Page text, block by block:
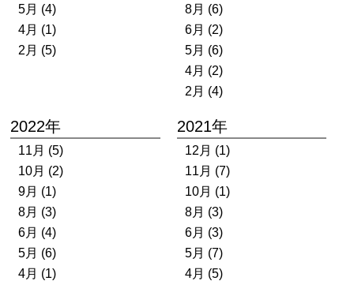
5月 (4)
4月 (1)
2月 (5)
8月 (6)
6月 (2)
5月 (6)
4月 (2)
2月 (4)
2022年
11月 (5)
10月 (2)
9月 (1)
8月 (3)
6月 (4)
5月 (6)
4月 (1)
2021年
12月 (1)
11月 (7)
10月 (1)
8月 (3)
6月 (3)
5月 (7)
4月 (5)